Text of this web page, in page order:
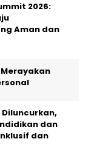
2026:
Aman dan
Diluncurkan,
dan
dan